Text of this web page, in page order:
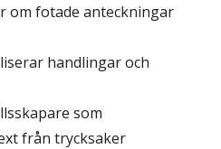
om fotade anteckningar
handlingar och
som
från trycksaker